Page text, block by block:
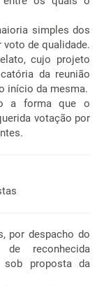
simples dos
de qualidade.
cujo projeto
da reunião
início da mesma.
a forma que o
votação por
por despacho do
de reconhecida
sob proposta da